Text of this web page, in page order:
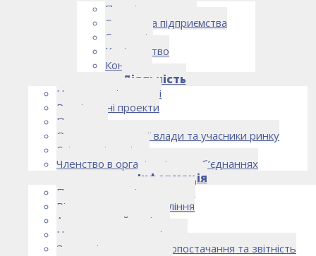
Про підприємство
Структура підприємства
Стратегія
Керівництво
Контакти
Діяльність
Напрямки діяльності
Реалізовані проекти
Партнери
Органи державної влади та учасники ринку
Спільна діяльність
Членство в організаціях та об’єднаннях
Інформація
Правоустановчі документи
Рішення органу управління
Аудиторський комітет
Нормативно-правові акти
Загальні умови електропостачання та звітність
НОВИНИ